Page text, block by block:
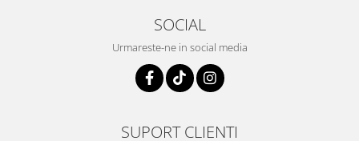
SOCIAL
Urmareste-ne in social media
SUPORT CLIENTI